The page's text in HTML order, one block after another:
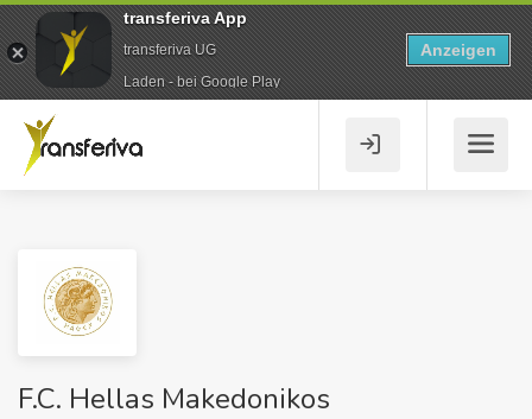
F.C. Hellas Makedonikos
transferiva App
transferiva UG
Laden - bei Google Play
Anzeigen